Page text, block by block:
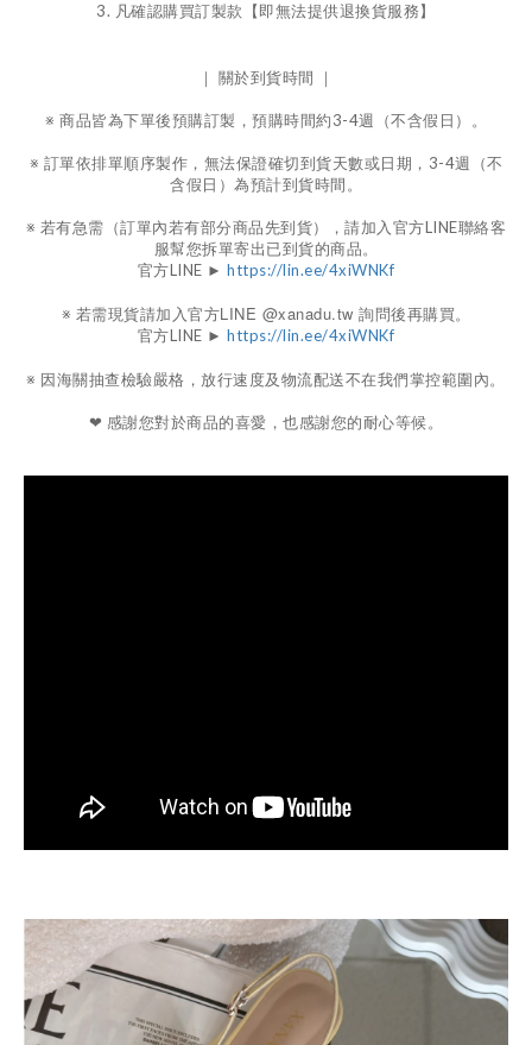
3. 凡確認購買訂製款【即無法提供退換貨服務】
｜ 關於到貨時間 ｜
※ 商品皆為下單後預購訂製，預購時間約3-4週（不含假日）。
※ 訂單依排單順序製作，無法保證確切到貨天數或日期，3-4週（不
含假日）為預計到貨時間。
※ 若有急需（訂單內若有部分商品先到貨），請加入官方LINE聯絡客
服幫您拆單寄出已到貨的商品。
官方LINE ►https://lin.ee/4xiWNKf
※ 若需現貨請加入官方LINE @xanadu.tw 詢問後再購買。
官方LINE ► https://lin.ee/4xiWNKf
※ 因海關抽查檢驗嚴格，放行速度及物流配送不在我們掌控範圍內。
❤︎ 感謝您對於商品的喜愛，也感謝您的耐心等候。